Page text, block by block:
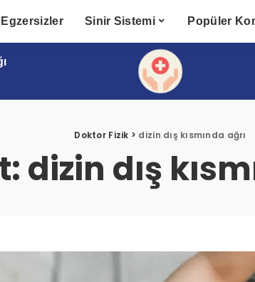
Egzersizler Sinir Sistemi Popüler
Doktor Fizik > dizin dış kısmında ağrı
dizin dış